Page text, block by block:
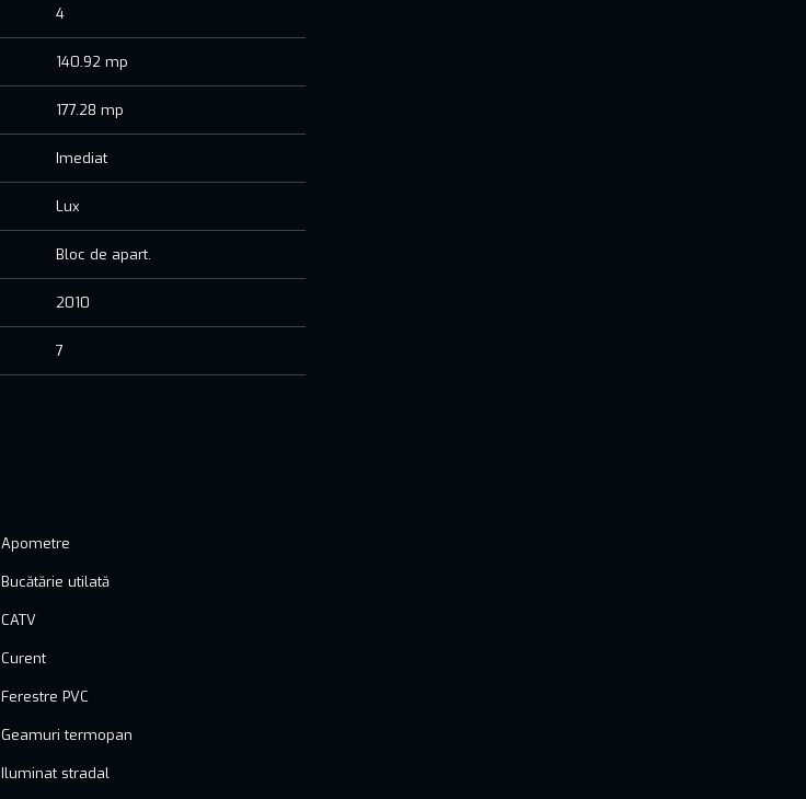
4
140.92 mp
177.28 mp
Imediat
Lux
Bloc de apart.
2010
7
Apometre
Bucătărie utilată
CATV
Curent
Ferestre PVC
Geamuri termopan
Iluminat stradal